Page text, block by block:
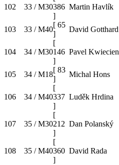
102 33 / M30386
]
Martin Havlík
103 33 / M40
[ 65
]
David Gotthard
104 34 / M30
[
146
]
Pavel Kwiecien
105 34 / M18
[ 83
]
Michal Hons
106 34 / M40
[
337
]
Luděk Hrdina
107 35 / M30
[
212
]
Dan Polanský
108 35 / M40
[
360
]
David Rada